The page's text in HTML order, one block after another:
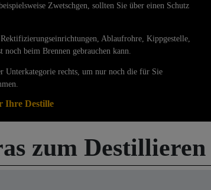
Zwetschgen, sollten Sie über einen Schutz
Ablaufrohre, Kippgestelle,
noch beim Brennen gebrauchen kann.
Unterkategorie rechts, um nur noch die für Sie
Ihre Destille
zum Destillieren